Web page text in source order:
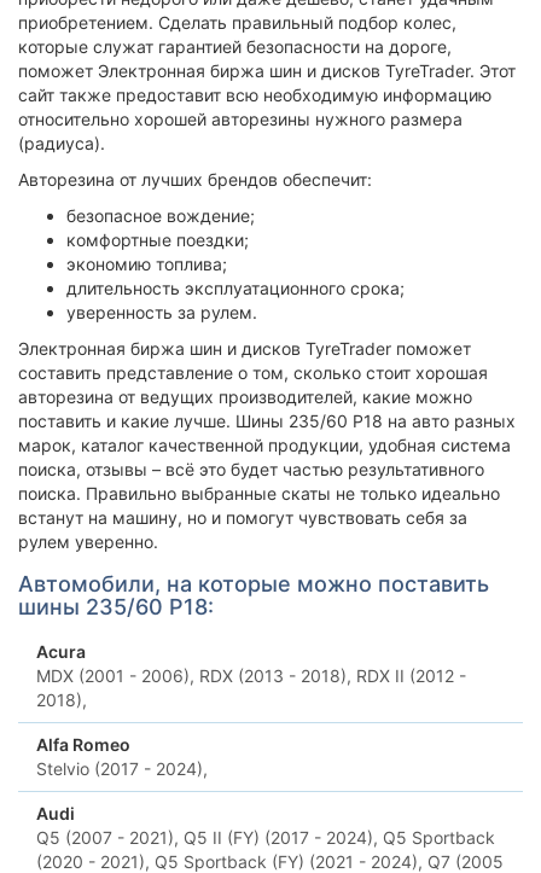
приобретением. Сделать правильный подбор колес,
которые служат гарантией безопасности на дороге,
поможет Электронная биржа шин и дисков TyreTrader. Этот
сайт также предоставит всю необходимую информацию
относительно хорошей авторезины нужного размера
(радиуса).
Авторезина от лучших брендов обеспечит:
безопасное вождение;
комфортные поездки;
экономию топлива;
длительность эксплуатационного срока;
уверенность за рулем.
Электронная биржа шин и дисков TyreTrader поможет
составить представление о том, сколько стоит хорошая
авторезина от ведущих производителей, какие можно
поставить и какие лучше. Шины 235/60 Р18 на авто разных
марок, каталог качественной продукции, удобная система
поиска, отзывы – всё это будет частью результативного
поиска. Правильно выбранные скаты не только идеально
встанут на машину, но и помогут чувствовать себя за
рулем уверенно.
Автомобили, на которые можно поставить
шины 235/60 Р18:
Acura
MDX (2001 - 2006), RDX (2013 - 2018), RDX II (2012 -
2018),
Alfa Romeo
Stelvio (2017 - 2024),
Audi
Q5 (2007 - 2021), Q5 II (FY) (2017 - 2024), Q5 Sportback
(2020 - 2021), Q5 Sportback (FY) (2021 - 2024), Q7 (2005